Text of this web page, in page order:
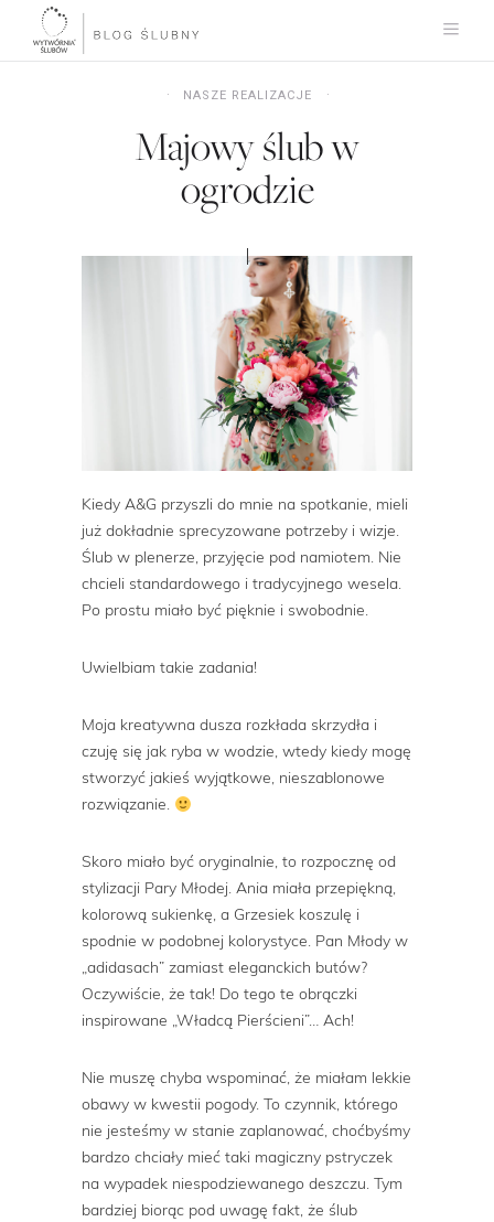
NASZE REALIZACJE
Majowy ślub w
ogrodzie
Kiedy A&G przyszli do mnie na spotkanie, mieli
już dokładnie sprecyzowane potrzeby i wizje.
Ślub w plenerze, przyjęcie pod namiotem. Nie
chcieli standardowego i tradycyjnego wesela.
Po prostu miało być pięknie i swobodnie.
Uwielbiam takie zadania!
Moja kreatywna dusza rozkłada skrzydła i
czuję się jak ryba w wodzie, wtedy kiedy mogę
stworzyć jakieś wyjątkowe, nieszablonowe
rozwiązanie.
Skoro miało być oryginalnie, to rozpocznę od
stylizacji Pary Młodej. Ania miała przepiękną,
kolorową sukienkę, a Grzesiek koszulę i
spodnie w podobnej kolorystyce. Pan Młody w
„adidasach” zamiast eleganckich butów?
Oczywiście, że tak! Do tego te obrączki
inspirowane „Władcą Pierścieni”… Ach!
Nie muszę chyba wspominać, że miałam lekkie
obawy w kwestii pogody. To czynnik, którego
nie jesteśmy w stanie zaplanować, choćbyśmy
bardzo chciały mieć taki magiczny pstryczek
na wypadek niespodziewanego deszczu. Tym
bardziej biorąc pod uwagę fakt, że ślub